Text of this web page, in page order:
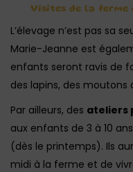
Visites de la ferme
L’élevage n’est pas sa
Marie-Jeanne est
enfants seront ravis de
des lapins, des moutons
Par ailleurs, des ateliers
aux enfants de 3 à 10
(dès le printemps). Ils
midi à la ferme et de